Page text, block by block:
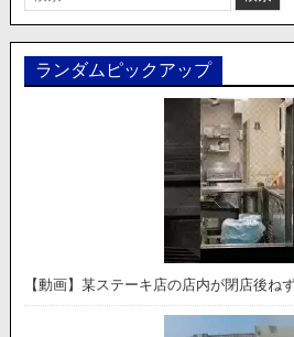
索:
ランダムピックアップ
【動画】某ステーキ店の店内が閉店後ね